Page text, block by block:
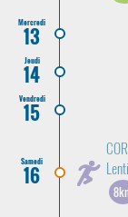
Mercredi
13
Jeudi
14
Vendredi
15
Samedi
16